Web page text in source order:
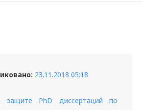
23.11.2018 05:18
защите PhD диссертаций по